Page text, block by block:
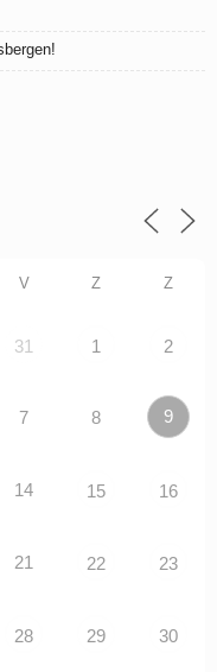
V Z Z
31 1 2
7 8 9
14 15 16
21 22 23
28 29 30